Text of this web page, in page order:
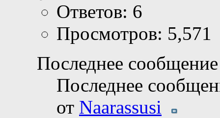
Ответов: 6
Просмотров: 5,571
Последнее
Последнее
от Naarassusi